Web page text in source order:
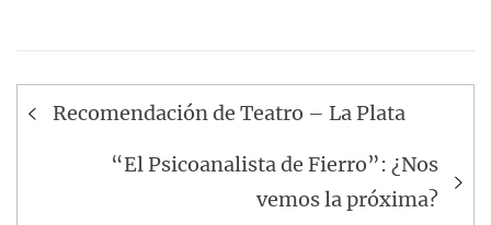
Navegación
entradas
Recomendación de Teatro – La Plata
“El Psicoanalista de Fierro”: ¿Nos
vemos la próxima?